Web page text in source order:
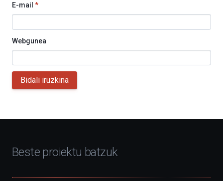
E-mail *
Webgunea
Bidali iruzkina
Beste proiektu batzuk